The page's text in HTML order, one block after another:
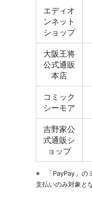
エディオ
ンネット
ショップ
大阪王将
公式通販
本店
コミック
シーモア
吉野家公
式通販シ
ョップ
※ 「PayPay」の
支払いのみ対象と